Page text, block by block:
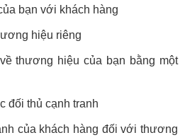
bạn với khách hàng
hiệu riêng
thương hiệu của bạn bằng một
đối thủ cạnh tranh
của khách hàng đối với thương